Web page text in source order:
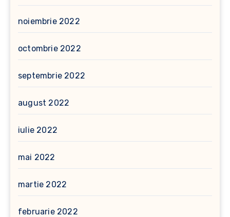
noiembrie 2022
octombrie 2022
septembrie 2022
august 2022
iulie 2022
mai 2022
martie 2022
februarie 2022